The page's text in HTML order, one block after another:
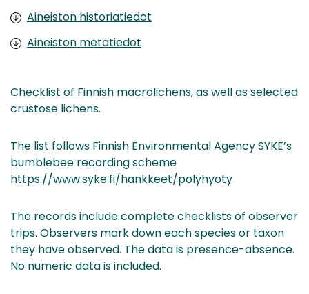
Aineiston historiatiedot
Aineiston metatiedot
Checklist of Finnish macrolichens, as well as selected
crustose lichens.
The list follows Finnish Environmental Agency SYKE’s
bumblebee recording scheme
https://www.syke.fi/hankkeet/polyhyoty
The records include complete checklists of observer
trips. Observers mark down each species or taxon
they have observed. The data is presence-absence.
No numeric data is included.